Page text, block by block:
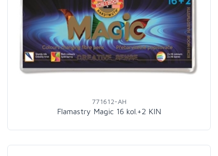
771612-AH
Flamastry Magic 16 kol.+2 KIN